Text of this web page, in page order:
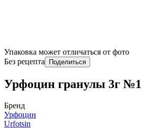
Упаковка может отличаться от фото
Без рецепта
Поделиться
Урфоцин гранулы 3г №1
Бренд
Урфоцин
Urfotsin